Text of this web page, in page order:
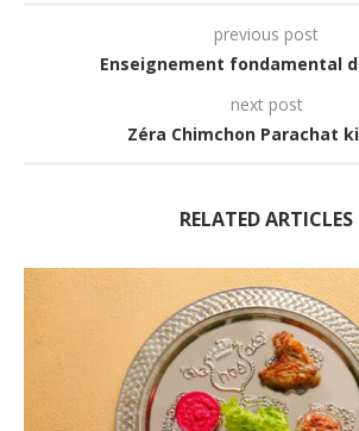
previous post
Enseignement fondamental
next post
Zéra Chimchon Parachat
RELATED ARTICLES